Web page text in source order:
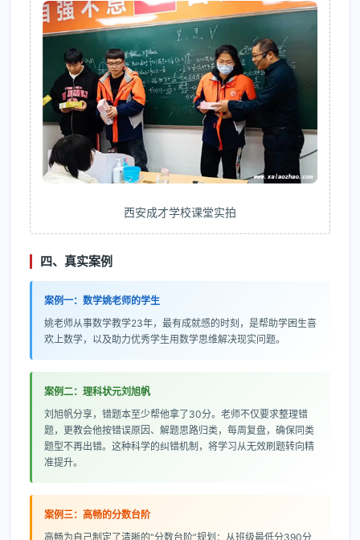
西安成才学校课堂实拍
四、真实案例
案例一：数学姚老师的学生
姚老师从事数学教学23年，最有成就感的时刻，是帮助学困生喜
欢上数学，以及助力优秀学生用数学思维解决现实问题。
案例二：理科状元刘旭帆
刘旭帆分享，错题本至少帮他拿了30分。老师不仅要求整理错
题，更教会他按错误原因、解题思路归类，每周复盘，确保同类
题型不再出错。这种科学的纠错机制，将学习从无效刷题转向精
准提升。
案例三：高畅的分数台阶
高畅为自己制定了清晰的“分数台阶”规划：从班级最低分390分